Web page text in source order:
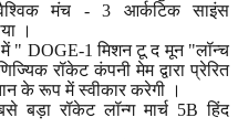
मंच - 3 आर्कटिक साइंस
।
में " DOGE-1 मिशन टू द मून "लॉन्च
रॉकेट कंपनी मेम द्वारा प्रेरित
के रूप में स्वीकार करेगी ।
बड़ा रॉकेट लॉन्ग मार्च 5B हिंद